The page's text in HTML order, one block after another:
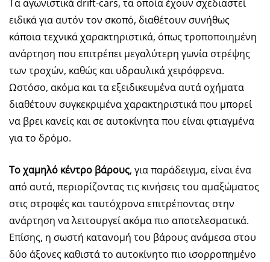
Τα αγωνιστικά drift-cars, τα οποία έχουν σχεδιαστεί
ειδικά για αυτόν τον σκοπό, διαθέτουν συνήθως
κάποια τεχνικά χαρακτηριστικά, όπως τροποποιημένη
ανάρτηση που επιτρέπει μεγαλύτερη γωνία στρέψης
των τροχών, καθώς και υδραυλικά χειρόφρενα.
Ωστόσο, ακόμα και τα εξειδικευμένα αυτά οχήματα
διαθέτουν συγκεκριμένα χαρακτηριστικά που μπορεί
να βρει κανείς και σε αυτοκίνητα που είναι φτιαγμένα
για το δρόμο.
Το χαμηλό κέντρο βάρους, για παράδειγμα, είναι ένα
από αυτά, περιορίζοντας τις κινήσεις του αμαξώματος
στις στροφές και ταυτόχρονα επιτρέποντας στην
ανάρτηση να λειτουργεί ακόμα πιο αποτελεσματικά.
Επίσης, η σωστή κατανομή του βάρους ανάμεσα στου
δύο άξονες καθιστά το αυτοκίνητο πιο ισορροπημένο